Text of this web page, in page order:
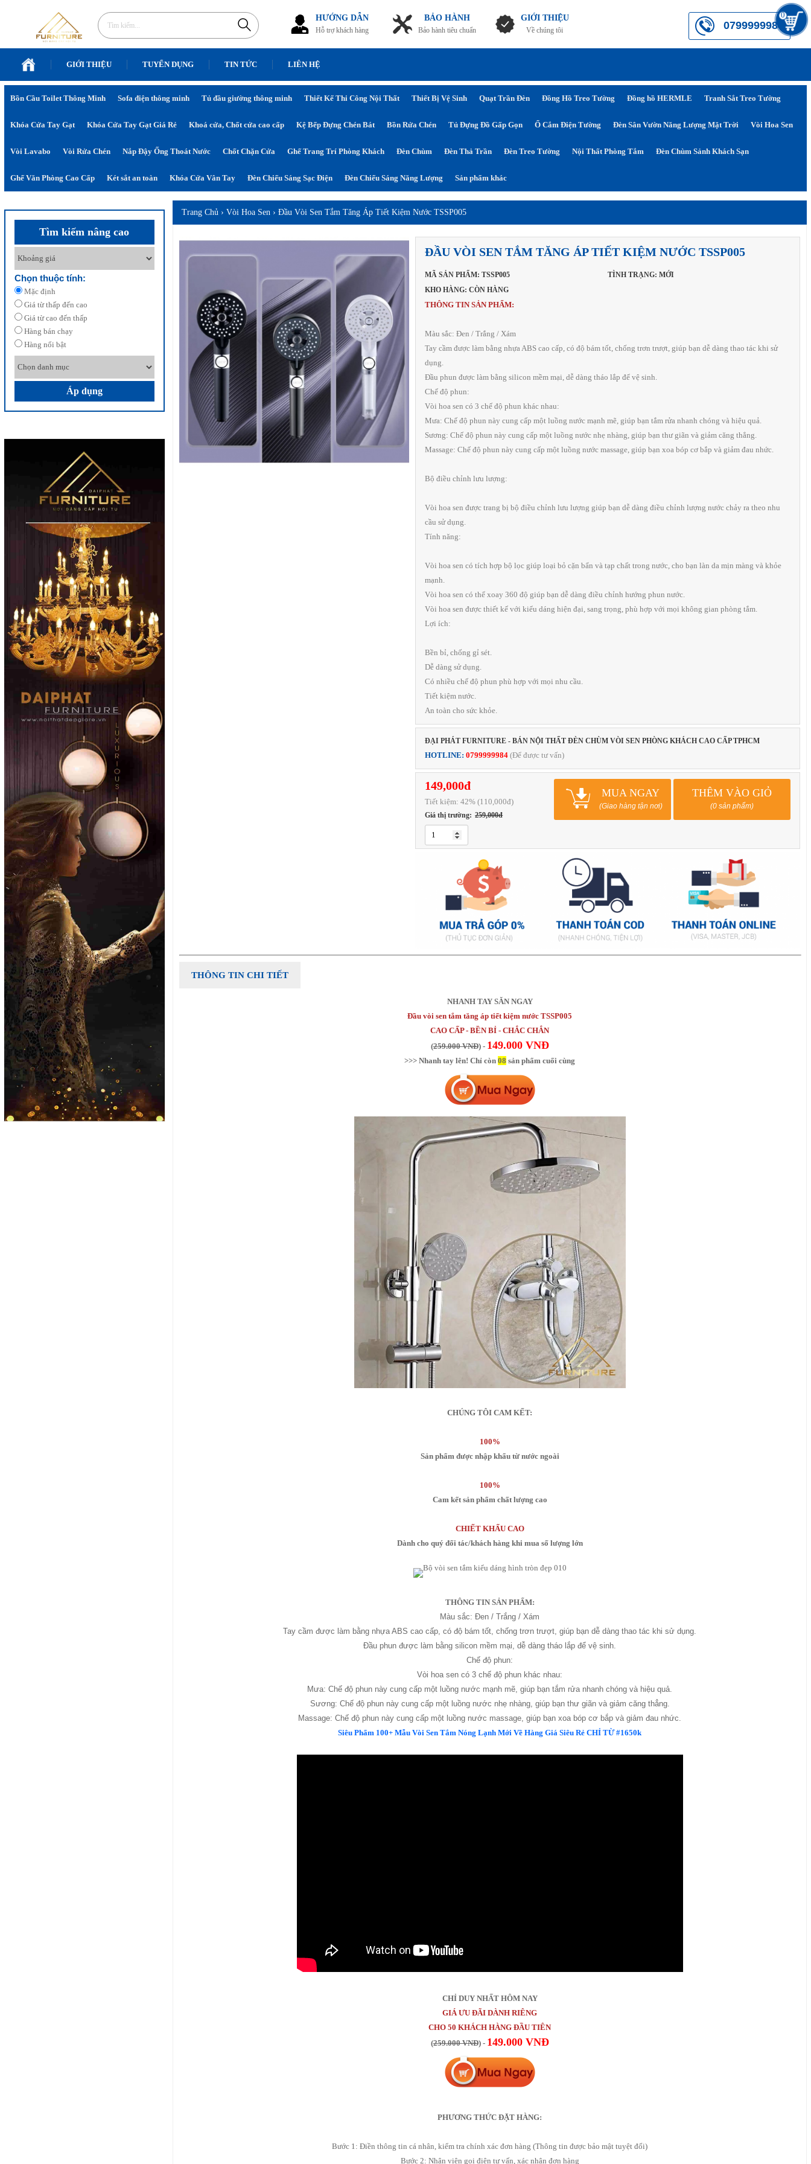
0
HƯỚNG DẪN
Hỗ trợ khách hàng
BẢO HÀNH
Bảo hành tiêu chuẩn
GIỚI THIỆU
Về chúng tôi 0799999984
GIỚI THIỆU TUYỂN DỤNG TIN TỨC LIÊN HỆ
Bồn Cầu Toilet Thông Minh Sofa điện thông minh Tủ đầu giường thông minh Thiết Kế Thi Công Nội Thất Thiết Bị Vệ Sinh Quạt Trần Đèn Đồng Hồ Treo Tường Đồng hồ HERMLE Tranh Sắt Treo Tường
Khóa Cửa Tay Gạt Khóa Cửa Tay Gạt Giá Rẻ Khoá cửa, Chốt cửa cao cấp Kệ Bếp Đựng Chén Bát Bồn Rửa Chén Tủ Đựng Đồ Gấp Gọn Ổ Cắm Điện Tường Đèn Sân Vườn Năng Lượng Mặt Trời Vòi Hoa Sen
Vòi Lavabo Vòi Rửa Chén Nắp Đậy Ống Thoát Nước Chốt Chặn Cửa Ghế Trang Trí Phòng Khách Đèn Chùm Đèn Thả Trần Đèn Treo Tường Nội Thất Phòng Tắm Đèn Chùm Sảnh Khách Sạn
Ghế Văn Phòng Cao Cấp Két sắt an toàn Khóa Cửa Vân Tay Đèn Chiếu Sáng Sạc Điện Đèn Chiếu Sáng Năng Lượng Sản phẩm khác
Tìm kiếm nâng cao
Chọn thuộc tính:
Mặc định
Giá từ thấp đến cao
Giá từ cao đến thấp
Hàng bán chạy
Hàng nổi bật
Áp dụng
Trang Chủ ›Vòi Hoa Sen ›Đầu Vòi Sen Tắm Tăng Áp Tiết Kiệm Nước TSSP005
ĐẦU VÒI SEN TẮM TĂNG ÁP TIẾT KIỆM NƯỚC TSSP005
MÃ SẢN PHẨM: TSSP005
TÌNH TRẠNG: MỚI
KHO HÀNG: CÒN HÀNG
THÔNG TIN SẢN PHẨM:
Màu sắc: Đen / Trắng / Xám
Tay cầm được làm bằng nhựa ABS cao cấp, có độ bám tốt, chống trơn trượt, giúp bạn dễ dàng thao tác khi sử
dụng.
Đầu phun được làm bằng silicon mềm mại, dễ dàng tháo lắp để vệ sinh.
Chế độ phun:
Vòi hoa sen có 3 chế độ phun khác nhau:
Mưa: Chế độ phun này cung cấp một luồng nước mạnh mẽ, giúp bạn tắm rửa nhanh chóng và hiệu quả.
Sương: Chế độ phun này cung cấp một luồng nước nhẹ nhàng, giúp bạn thư giãn và giảm căng thẳng.
Massage: Chế độ phun này cung cấp một luồng nước massage, giúp bạn xoa bóp cơ bắp và giảm đau nhức.
Bộ điều chỉnh lưu lượng:
Vòi hoa sen được trang bị bộ điều chỉnh lưu lượng giúp bạn dễ dàng điều chỉnh lượng nước chảy ra theo nhu
cầu sử dụng.
Tính năng:
Vòi hoa sen có tích hợp bộ lọc giúp loại bỏ cặn bẩn và tạp chất trong nước, cho bạn làn da mịn màng và khỏe
mạnh.
Vòi hoa sen có thể xoay 360 độ giúp bạn dễ dàng điều chỉnh hướng phun nước.
Vòi hoa sen được thiết kế với kiểu dáng hiện đại, sang trọng, phù hợp với mọi không gian phòng tắm.
Lợi ích:
Bền bỉ, chống gỉ sét.
Dễ dàng sử dụng.
Có nhiều chế độ phun phù hợp với mọi nhu cầu.
Tiết kiệm nước.
An toàn cho sức khỏe.
ĐẠI PHÁT FURNITURE - BÁN NỘI THẤT ĐÈN CHÙM VÒI SEN PHÒNG KHÁCH CAO CẤP TPHCM
HOTLINE:0799999984 (Để được tư vấn)
149,000đ
Tiết kiệm:42% (110,000đ)
Giá thị trường: 259,000đ
MUA NGAY
(Giao hàng tận nơi)
THÊM VÀO GIỎ
(0 sản phẩm)
THÔNG TIN CHI TIẾT
NHANH TAY SĂN NGAY
Đầu vòi sen tắm tăng áp tiết kiệm nước TSSP005
CAO CẤP - BỀN BỈ - CHẮC CHẮN
(259.000 VNĐ) - 149.000 VNĐ
>>> Nhanh tay lên! Chỉ còn08 sản phẩm cuối cùng
CHÚNG TÔI CAM KẾT:
100%
Sản phẩm được nhập khẩu từ nước ngoài
100%
Cam kết sản phẩm chất lượng cao
CHIẾT KHẤU CAO
Dành cho quý đối tác/khách hàng khi mua số lượng lớn
THÔNG TIN SẢN PHẨM:
Màu sắc: Đen / Trắng / Xám
Tay cầm được làm bằng nhựa ABS cao cấp, có độ bám tốt, chống trơn trượt, giúp bạn dễ dàng thao tác khi sử dụng.
Đầu phun được làm bằng silicon mềm mại, dễ dàng tháo lắp để vệ sinh.
Chế độ phun:
Vòi hoa sen có 3 chế độ phun khác nhau:
Mưa: Chế độ phun này cung cấp một luồng nước mạnh mẽ, giúp bạn tắm rửa nhanh chóng và hiệu quả.
Sương: Chế độ phun này cung cấp một luồng nước nhẹ nhàng, giúp bạn thư giãn và giảm căng thẳng.
Massage: Chế độ phun này cung cấp một luồng nước massage, giúp bạn xoa bóp cơ bắp và giảm đau nhức.
Siêu Phẩm 100+ Mẫu Vòi Sen Tắm Nóng Lạnh Mới Về Hàng Giá Siêu Rẻ CHỈ TỪ #1650k
CHỈ DUY NHẤT HÔM NAY
GIÁ ƯU ĐÃI DÀNH RIÊNG
CHO 50 KHÁCH HÀNG ĐẦU TIÊN
(259.000 VNĐ) - 149.000 VNĐ
PHƯƠNG THỨC ĐẶT HÀNG:
Bước 1: Điền thông tin cá nhân, kiểm tra chính xác đơn hàng (Thông tin được bảo mật tuyệt đối)
Bước 2: Nhân viên gọi điện tư vấn, xác nhận đơn hàng